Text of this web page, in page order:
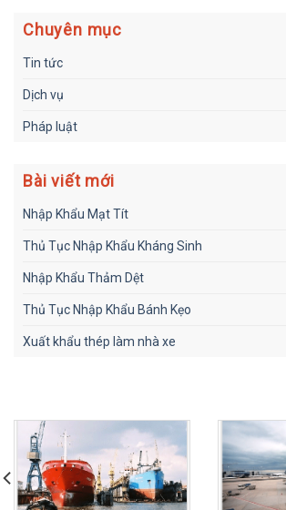
Chuyên mục
Tin tức
Dịch vụ
Pháp luật
Bài viết mới
Nhập Khẩu Mạt Tít
Thủ Tục Nhập Khẩu Kháng Sinh
Nhập Khẩu Thảm Dệt
Thủ Tục Nhập Khẩu Bánh Kẹo
Xuất khẩu thép làm nhà xe